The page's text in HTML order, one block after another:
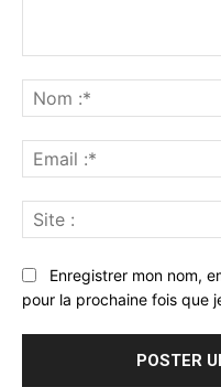
Enregistrer mon nom,
pour la prochaine fois que